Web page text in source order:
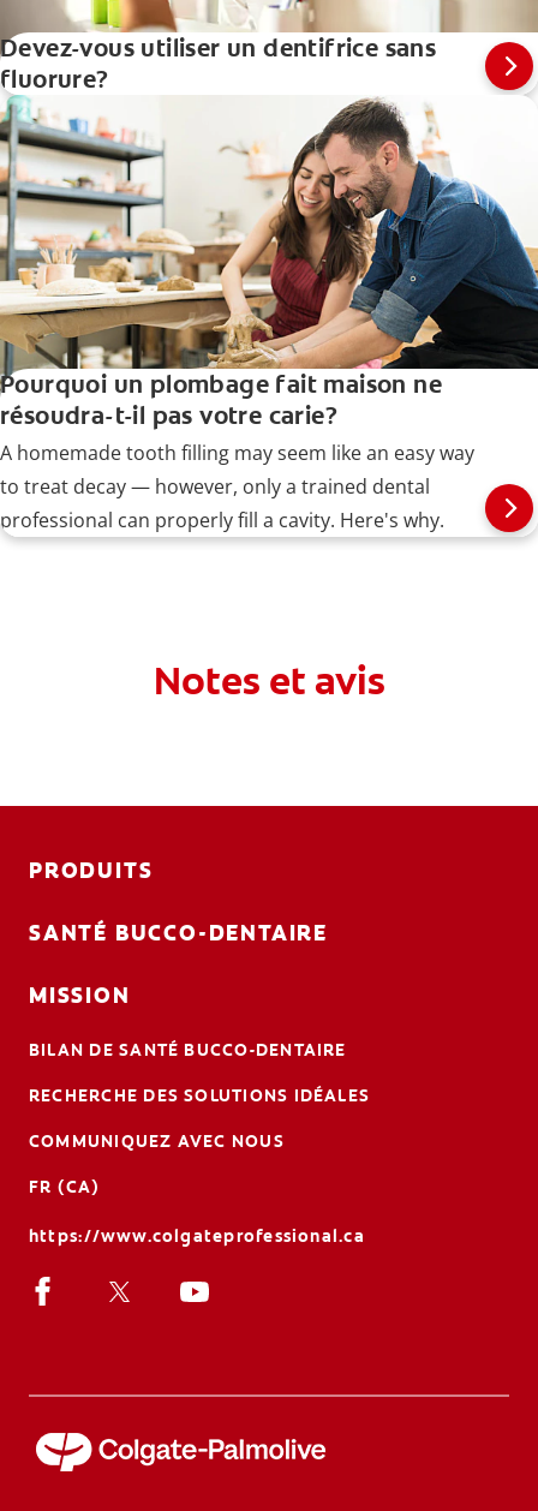
Devez-vous utiliser un dentifrice sans
fluorure?
Pourquoi un plombage fait maison ne
résoudra-t-il pas votre carie?
A homemade tooth filling may seem like an easy way
to treat decay — however, only a trained dental
professional can properly fill a cavity. Here's why.
Notes et avis
PRODUITS
SANTÉ BUCCO-DENTAIRE
MISSION
BILAN DE SANTÉ BUCCO-DENTAIRE
RECHERCHE DES SOLUTIONS IDÉALES
COMMUNIQUEZ AVEC NOUS
FR (CA)
https://www.colgateprofessional.ca